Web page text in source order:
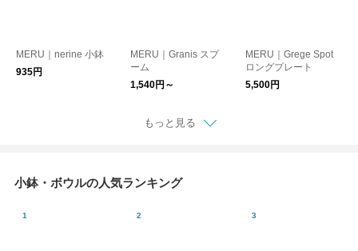
MERU｜nerine 小鉢
935円
MERU｜Granis スプ
ーム
1,540円～
MERU｜Grege Spot
ロングプレート
5,500円
もっと見る
小鉢・ボウルの人気ランキング